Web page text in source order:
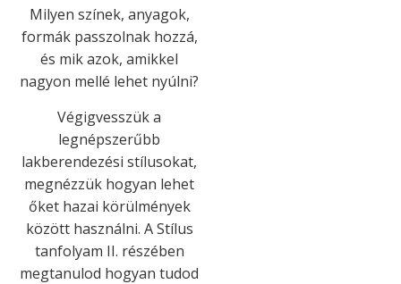
Milyen színek, anyagok,
formák passzolnak hozzá,
és mik azok, amikkel
nagyon mellé lehet nyúlni?
Végigvesszük a
legnépszerűbb
lakberendezési stílusokat,
megnézzük hogyan lehet
őket hazai körülmények
között használni. A Stílus
tanfolyam II. részében
megtanulod hogyan tudod